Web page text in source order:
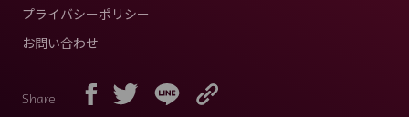
プライバシーポリシー
お問い合わせ
Share